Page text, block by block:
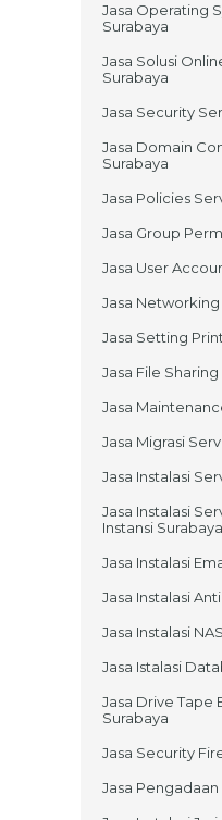
Jasa Operating
Surabaya
Jasa Solusi
Surabaya
Jasa Security
Jasa Domain
Surabaya
Jasa Policies
Jasa Group
Jasa User
Jasa
Jasa Setting
Jasa File
Jasa
Jasa Migrasi
Jasa Instalasi
Jasa Instalasi
Instansi Surabaya
Jasa Instalasi
Jasa Instalasi
Jasa Instalasi
Jasa Istalasi
Jasa Drive Tape
Surabaya
Jasa Security
Jasa